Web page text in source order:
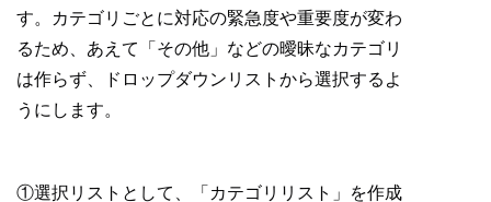
す。カテゴリごとに対応の緊急度や重要度が変わ
るため、あえて「その他」などの曖昧なカテゴリ
は作らず、ドロップダウンリストから選択するよ
うにします。
①選択リストとして、「カテゴリリスト」を作成